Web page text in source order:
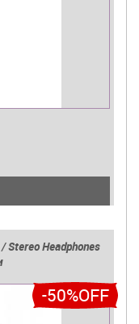
Stereo Headphones
-50%OFF